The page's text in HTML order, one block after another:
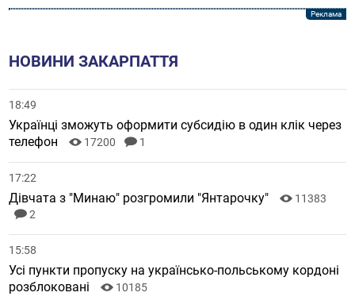
НОВИНИ ЗАКАРПАТТЯ
18:49
Українці зможуть оформити субсидію в один клік через
телефон
17200 1
17:22
Дівчата з "Минаю" розгромили "Янтарочку"
11383
2
15:58
Усі пункти пропуску на українсько-польському кордоні
розблоковані
10185